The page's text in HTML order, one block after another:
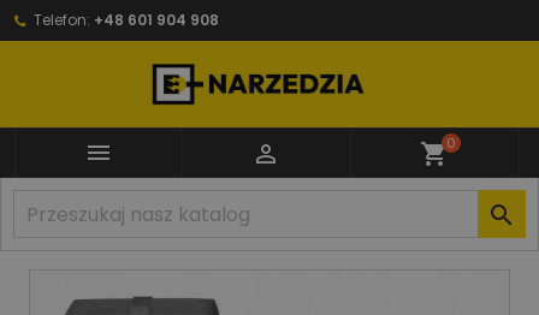
Telefon: +48 601 904 908
  shopping_cart0
